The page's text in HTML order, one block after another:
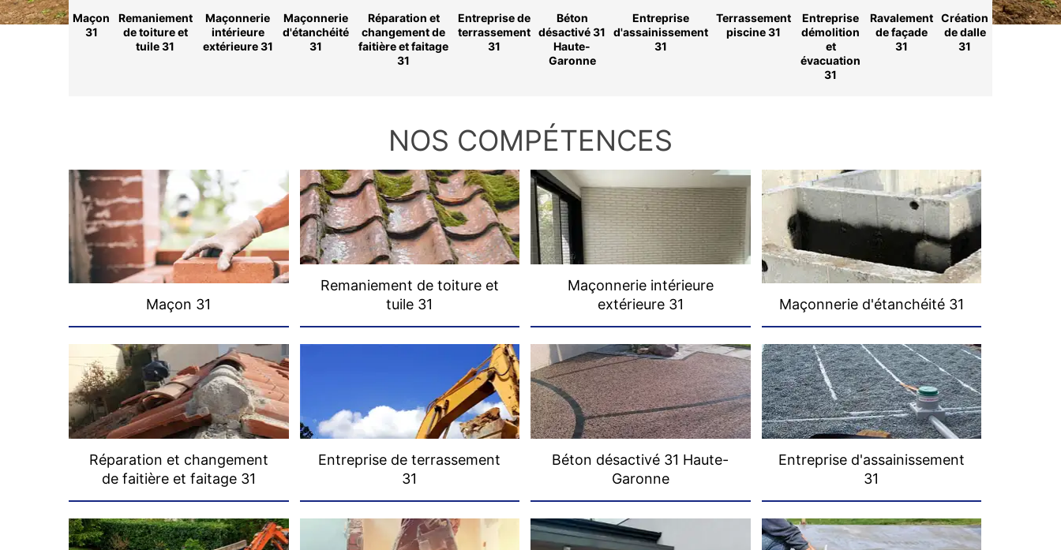
Maçon
31
Remaniement
de toiture et
tuile 31
Maçonnerie
intérieure
extérieure 31
Maçonnerie
d'étanchéité
31
Réparation et
changement de
faitière et faitage
31
Entreprise de
terrassement
31
Béton
désactivé 31
Haute-
Garonne
Entreprise
d'assainissement
31
Terrassement
piscine 31
Entreprise
démolition
et
évacuation
31
Ravalement
de façade
31
Création
de dalle
31
NOS COMPÉTENCES
Maçon 31
Remaniement de toiture et
tuile 31
Maçonnerie intérieure
extérieure 31
Maçonnerie d'étanchéité 31
Réparation et changement
de faitière et faitage 31
Entreprise de terrassement
31
Béton désactivé 31 Haute-
Garonne
Entreprise d'assainissement
31